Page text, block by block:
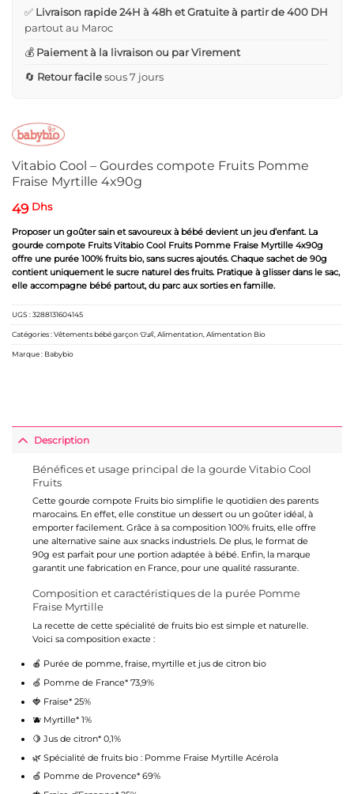
Vitabio Cool – Gourdes compote Fruits Pomme
Fraise Myrtille 4x90g
49 Dhs
Proposer un goûter sain et savoureux à bébé devient un jeu d’enfant. La
gourde compote Fruits Vitabio Cool Fruits Pomme Fraise Myrtille 4x90g
offre une purée 100% fruits bio, sans sucres ajoutés. Chaque sachet de 90g
contient uniquement le sucre naturel des fruits. Pratique à glisser dans le sac,
elle accompagne bébé partout, du parc aux sorties en famille.
✅ Livraison rapide 24H à 48h et Gratuite à partir de 400 DH
partout au Maroc
💰 Paiement à la livraison ou par Virement
🔄 Retour facilesous 7 jours
UGS :3288131604145
Catégories :Vêtements bébé garçon 👕👶 Alimentation Alimentation Bio
Marque : Babybio
Description
Bénéfices et usage principal de la gourde Vitabio Cool
Fruits
Cette gourde compote Fruits bio simplifie le quotidien des parents
marocains. En effet, elle constitue un dessert ou un goûter idéal, à
emporter facilement. Grâce à sa composition 100% fruits, elle offre
une alternative saine aux snacks industriels. De plus, le format de
90g est parfait pour une portion adaptée à bébé. Enfin, la marque
garantit une fabrication en France, pour une qualité rassurante.
Composition et caractéristiques de la purée Pomme
Fraise Myrtille
La recette de cette spécialité de fruits bio est simple et naturelle.
Voici sa composition exacte :
🍎 Purée de pomme, fraise, myrtille et jus de citron bio
🍏 Pomme de France* 73,9%
🍓 Fraise* 25%
🫐 Myrtille* 1%
🍋 Jus de citron* 0,1%
🌿 Spécialité de fruits bio : Pomme Fraise Myrtille Acérola
🍏 Pomme de Provence* 69%